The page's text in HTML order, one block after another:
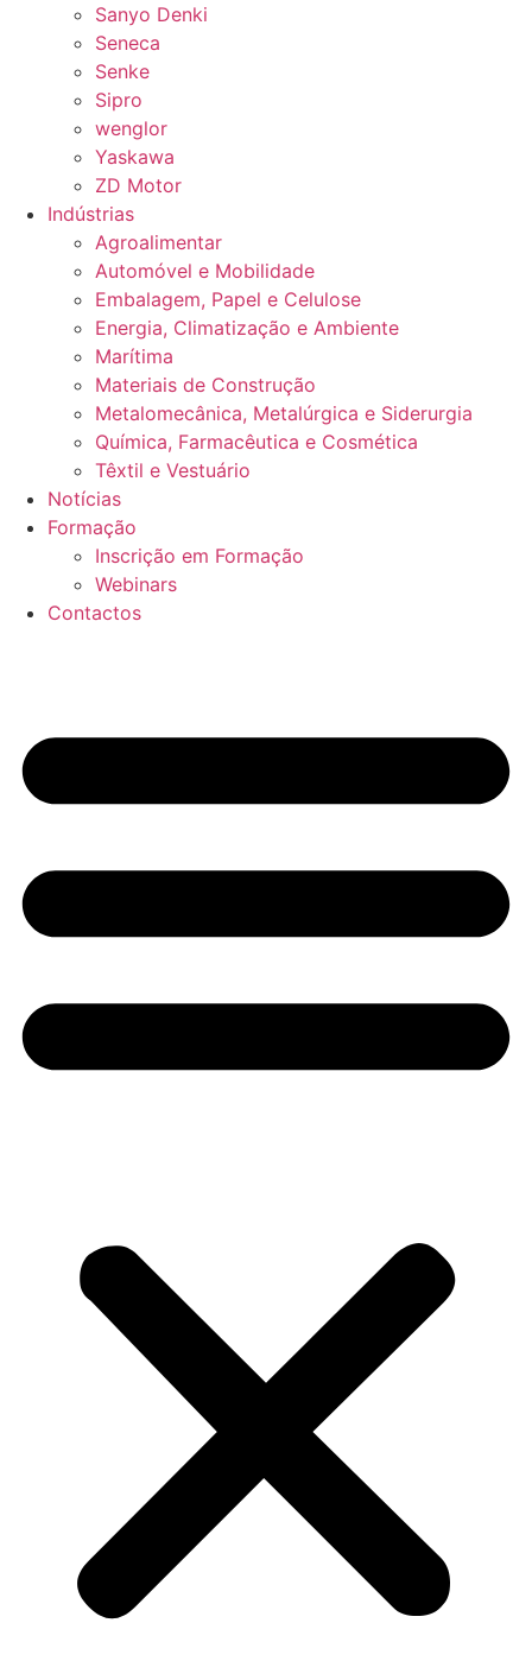
Sanyo Denki
Seneca
Senke
Sipro
wenglor
Yaskawa
ZD Motor
Indústrias
Agroalimentar
Automóvel e Mobilidade
Embalagem, Papel e Celulose
Energia, Climatização e Ambiente
Marítima
Materiais de Construção
Metalomecânica, Metalúrgica e Siderurgia
Química, Farmacêutica e Cosmética
Têxtil e Vestuário
Notícias
Formação
Inscrição em Formação
Webinars
Contactos